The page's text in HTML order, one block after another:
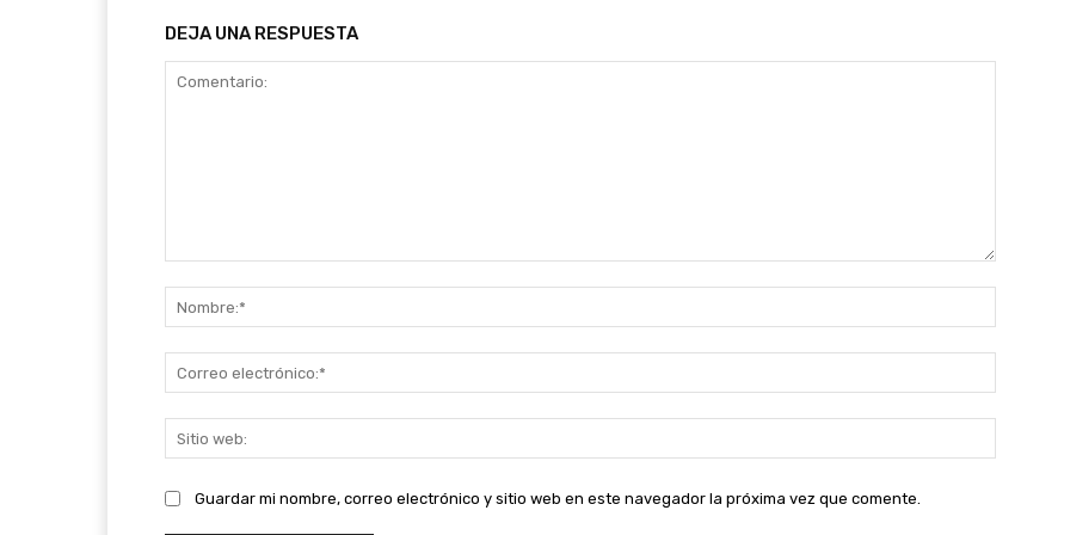
DEJA UNA RESPUESTA
web:
Guardar mi nombre, correo electrónico y sitio web en este navegador la próxima vez que comente.